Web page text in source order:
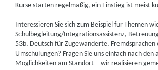
Kurse starten regelmäßig, ein Einstieg ist meist
Interessieren Sie sich zum Beispiel für Themen
Schulbegleitung/Integrationsassistenz,
53b, Deutsch für Zugewanderte, Fremdsprachen
Umschulungen? Fragen Sie uns einfach nach den
Möglichkeiten am Standort – wir realisieren